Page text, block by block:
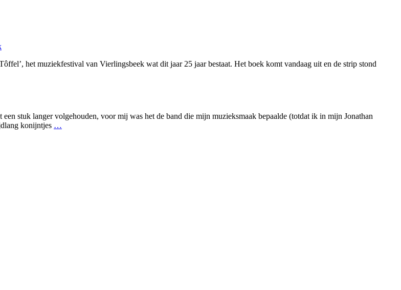
het muziekfestival van Vierlingsbeek wat dit jaar 25 jaar bestaat. Het boek komt vandaag uit en de strip stond
stuk langer volgehouden, voor mij was het de band die mijn muzieksmaak bepaalde (totdat ik in mijn Jonathan
konijntjes …